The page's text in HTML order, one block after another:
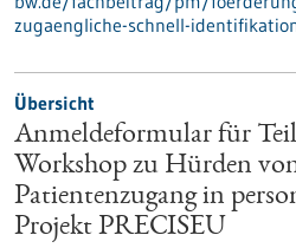
zugaengliche-schnell-
Übersicht
Anmeldeformular für
Workshop zu Hürden
Patientenzugang in
Projekt PRECISEU